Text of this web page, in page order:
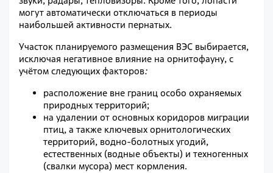
могут автоматически отключаться в периоды
наибольшей активности пернатых.
Участок планируемого размещения ВЭC выбирается,
исключая негативное влияние на орнитофауну, с
учётом следующих факторов:
расположение вне границ особо охраняемых
природных территорий;
на удалении от основных коридоров миграции
птиц, а также ключевых орнитологических
территорий, водно-болотных угодий,
естественных (водные объекты) и техногенных
(свалки мусора) мест кормления.